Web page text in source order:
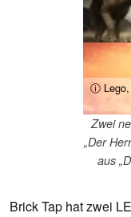
ⓘ Lego,
Zwei
„Der
aus
Brick Tap hat zwei